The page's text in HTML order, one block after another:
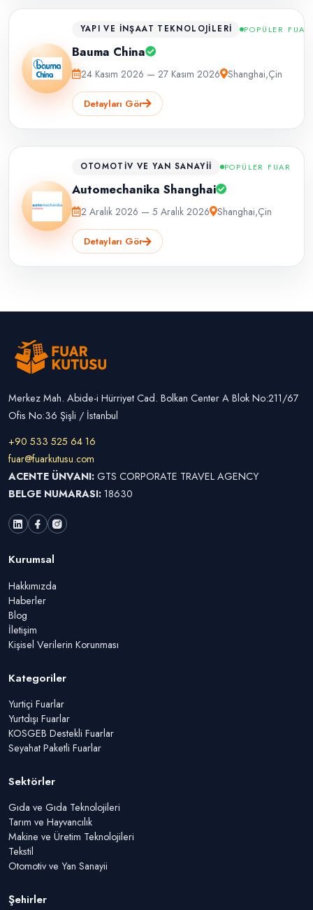
YAPI VE İNŞAAT TEKNOLOJILERI POPÜLER FUAR
Bauma China
24 Kasım 2026 — 27 Kasım 2026 Shanghai,Çin
Detayları Gör
OTOMOTIV VE YAN SANAYII POPÜLER FUAR
Automechanika Shanghai
2 Aralık 2026 — 5 Aralık 2026 Shanghai,Çin
Detayları Gör
Merkez Mah. Abide-i Hürriyet Cad. Bolkan Center A Blok No:211/67
Ofis No:36 Şişli / İstanbul
+90 533 525 64 16
fuar@fuarkutusu.com
ACENTE ÜNVANI: GTS CORPORATE TRAVEL AGENCY
BELGE NUMARASI: 18630
Kurumsal
Hakkımızda
Haberler
Blog
İletişim
Kişisel Verilerin Korunması
Kategoriler
Yurtiçi Fuarlar
Yurtdışı Fuarlar
KOSGEB Destekli Fuarlar
Seyahat Paketli Fuarlar
Sektörler
Gıda ve Gıda Teknolojileri
Tarım ve Hayvancılık
Makine ve Üretim Teknolojileri
Tekstil
Otomotiv ve Yan Sanayii
Şehirler